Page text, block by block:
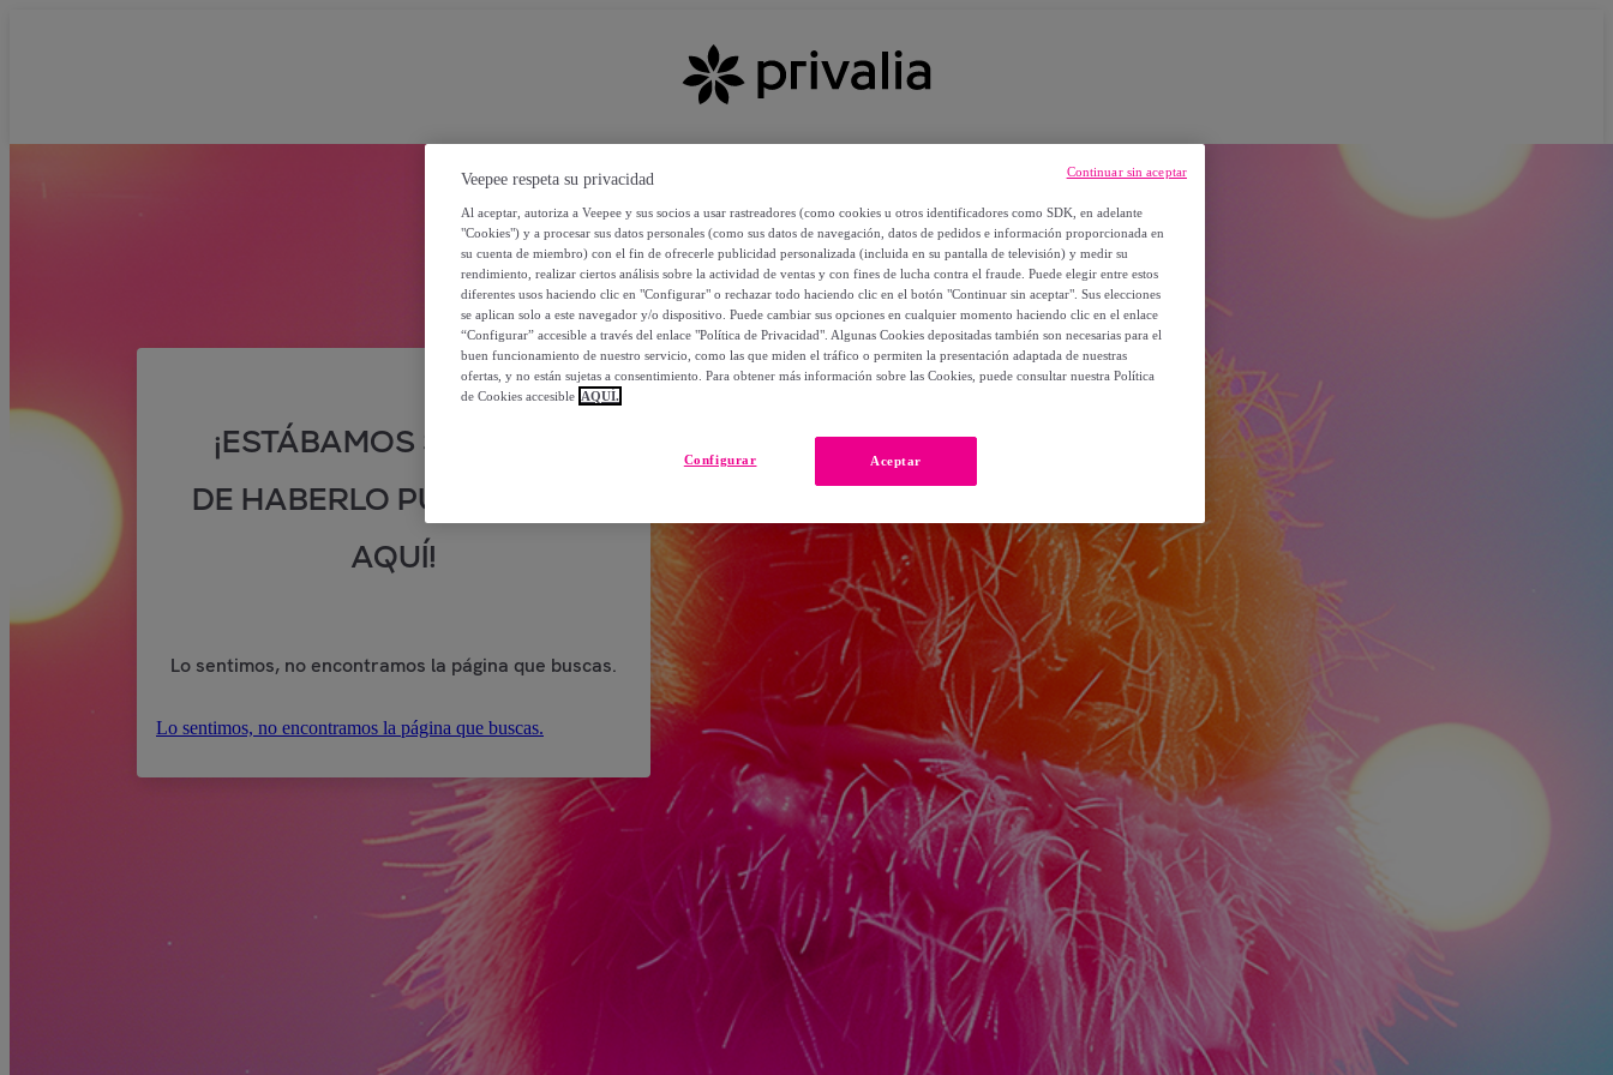
¡ESTÁBAMOS SEGUROS
DE HABERLO PUESTO POR
AQUÍ!
Lo sentimos, no encontramos la página que buscas.
Lo sentimos, no encontramos la página que buscas.
Veepee respeta su privacidad
Al aceptar, autoriza a Veepee y sus socios a usar rastreadores (como cookies u otros identificadores como SDK, en adelante
"Cookies") y a procesar sus datos personales (como sus datos de navegación, datos de pedidos e información proporcionada en
su cuenta de miembro) con el fin de ofrecerle publicidad personalizada (incluida en su pantalla de televisión) y medir su
rendimiento, realizar ciertos análisis sobre la actividad de ventas y con fines de lucha contra el fraude. Puede elegir entre estos
diferentes usos haciendo clic en "Configurar" o rechazar todo haciendo clic en el botón "Continuar sin aceptar". Sus elecciones
se aplican solo a este navegador y/o dispositivo. Puede cambiar sus opciones en cualquier momento haciendo clic en el enlace
“Configurar” accesible a través del enlace "Política de Privacidad". Algunas Cookies depositadas también son necesarias para el
buen funcionamiento de nuestro servicio, como las que miden el tráfico o permiten la presentación adaptada de nuestras
ofertas, y no están sujetas a consentimiento. Para obtener más información sobre las Cookies, puede consultar nuestra Política
de Cookies accesible AQUÍ.
Aceptar
Configurar
Continuar sin aceptar